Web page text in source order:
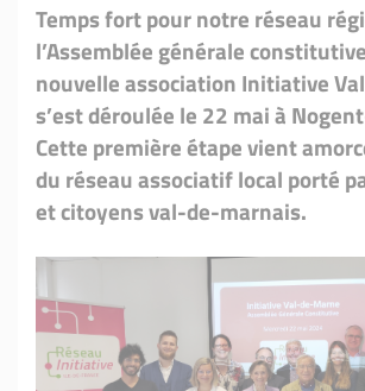
Temps fort pour notre réseau
l’Assemblée générale
nouvelle association Initiative
s’est déroulée le 22 mai à
Cette première étape vient
du réseau associatif local porté
et citoyens val-de-marnais.